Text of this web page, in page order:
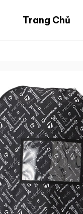
Trang Chủ